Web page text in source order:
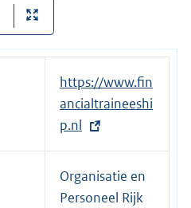
E
x
t
e
r
n
https://www.fin
ancialtraineeshi
p.nl
Organisatie en
Personeel Rijk